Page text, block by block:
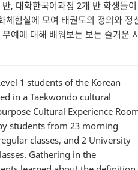
, 대학한국어과정 2개 반 학생들이
체험실에 모여 태권도의 정의와 정
예에 대해 배워보는 보는 즐거운
1 students of the Korean
in a Taekwondo cultural
Cultural Experience
students from 23 morning
classes, and 2 University
Gathering in the